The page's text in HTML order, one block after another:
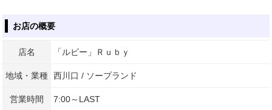
お店の概要
店名 「ルビー」Ｒｕｂｙ
地域・業種 西川口 / ソープランド
営業時間 7:00～LAST